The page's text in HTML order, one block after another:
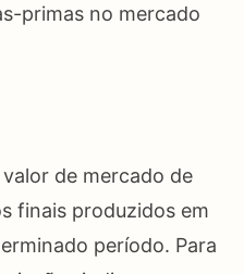
primas no mercado
de mercado de
finais produzidos em
período. Para